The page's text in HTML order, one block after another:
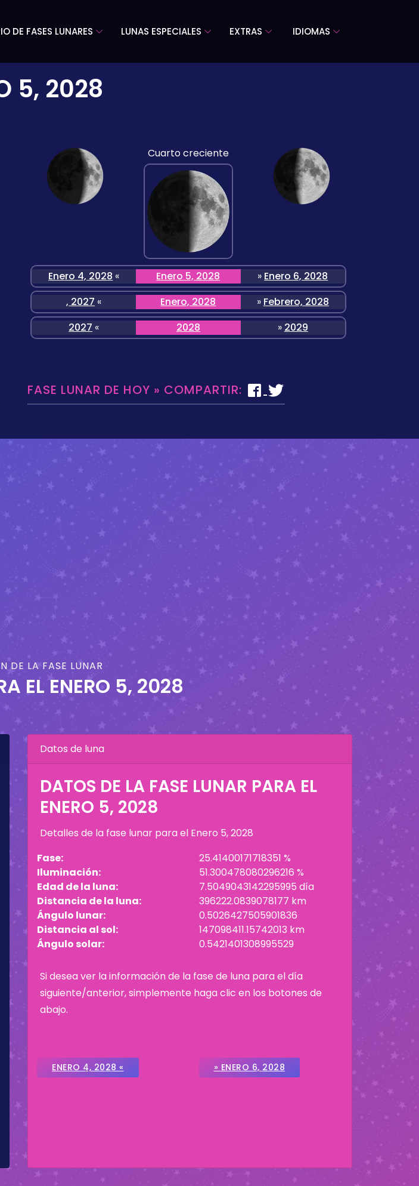
DE FASES LUNARES LUNAS ESPECIALES EXTRAS IDIOMAS
5, 2028
Cuarto creciente
Enero 4, 2028 « Enero 5, 2028 » Enero 6, 2028
, 2027 « Enero, 2028 » Febrero, 2028
2027 « 2028 » 2029
FASE LUNAR DE HOY » COMPARTIR:
DE LA FASE LUNAR
ELENERO 5, 2028
Datos de luna
DATOS DE LA FASE LUNAR PARA EL
ENERO 5, 2028
Detalles de la fase lunar para el Enero 5, 2028
Fase:
25.41400171718351 %
Iluminación:
51.300478080296216 %
Edad de la luna:
7.5049043142295995 día
Distancia de la luna:
396222.0839078177 km
Ángulo lunar:
0.5026427505901836
Distancia al sol:
147098411.15742013 km
Ángulo solar:
0.5421401308995529
Si desea ver la información de la fase de luna para el día
siguiente/anterior, simplemente haga clic en los botones de
abajo.
ENERO 4, 2028 « » ENERO 6, 2028